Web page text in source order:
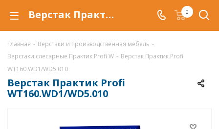
Верстак Практик Profi WT160.WD1/WD5.010 купить по низкой цене в Краснодаре, металлический слесарный верстак Profi WT160.WD1/WD5.010 0
Главная - Верстаки и производственная мебель -
Верстаки слесарные Практик Profi W - Верстак Практик Profi
WT160.WD1/WD5.010
Верстак Практик Profi
WT160.WD1/WD5.010